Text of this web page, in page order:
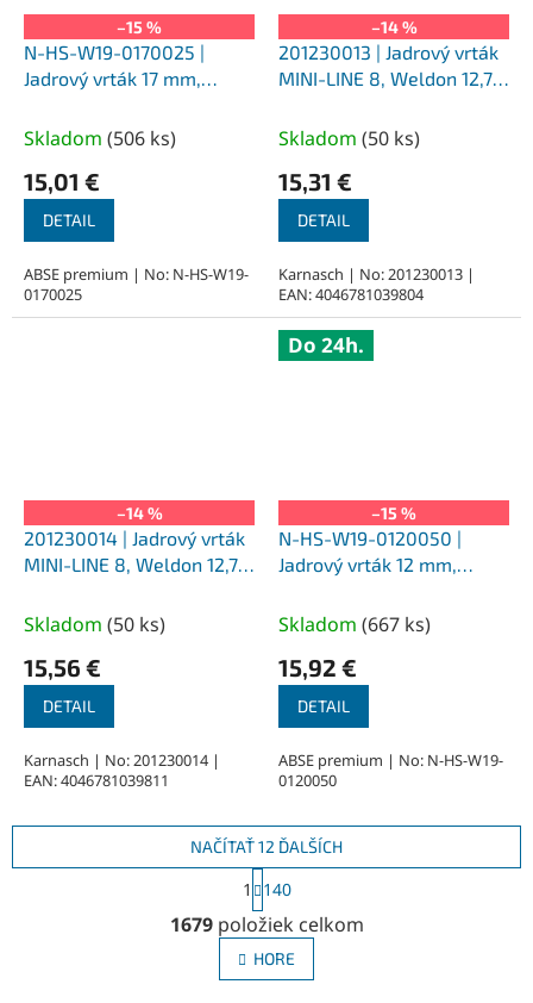
–15 %
N-HS-W19-0170025 |
Jadrový vrták 17 mm,
upnutie Weldon 19
Skladom (506 ks)
15,01 €
DETAIL
ABSE premium | No: N-HS-W19-
0170025
–14 %
201230013 | Jadrový vrták
MINI-LINE 8, Weldon 12,7,
Skladom (50 ks)
15,31 €
DETAIL
Karnasch | No: 201230013 |
EAN: 4046781039804
–14 %
201230014 | Jadrový vrták
MINI-LINE 8, Weldon 12,7,
Skladom (50 ks)
15,56 €
DETAIL
Karnasch | No: 201230014 |
EAN: 4046781039811
Do 24h.
–15 %
N-HS-W19-0120050 |
Jadrový vrták 12 mm,
upnutie Weldon 19
Skladom (667 ks)
15,92 €
DETAIL
ABSE premium | No: N-HS-W19-
0120050
O
v
l
á
NAČÍTAŤ 12 ĎALŠÍCH
t
r
á
n
k
1 140
1679položiek celkom
HORE